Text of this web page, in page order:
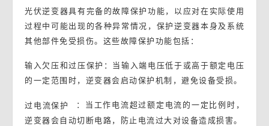
光伏逆变器具有完备的故障保护功能，以应对在实际使用
过程中可能出现的各种异常情况，保护逆变器本身及系统
其他部件免受损伤。这些故障保护功能包括：
输入欠压和过压保护：当输入端电压低于或高于额定电压
的一定范围时，逆变器会启动保护机制，避免设备受损。
过电流保护
：当工作电流超过额定电流的一定比例时，
逆变器会自动切断电路，防止电流过大对设备造成损害。